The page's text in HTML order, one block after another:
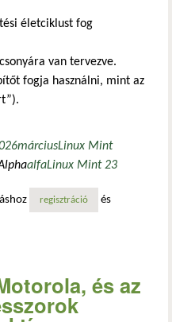
életciklust fog
van tervezve.
fogja használni, mint az
márciusLinux Mint
alfaLinux Mint 23
hírek - 2026. március tartalommal
regisztráció és
és az